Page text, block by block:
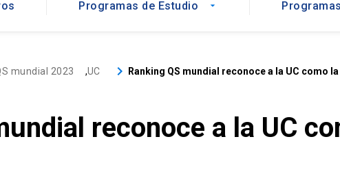
Programas de Estudio arrow_drop_down
mundial 2023 ,UC keyboard_arrow_right Ranking QS mundial reconoce a la UC como
reconoce a la UC